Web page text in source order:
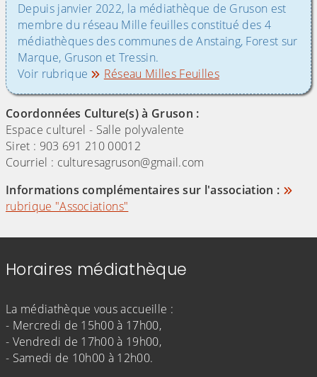
Depuis janvier 2022, la médiathèque de Gruson est
membre du réseau Mille feuilles constitué des 4
médiathèques des communes de Anstaing, Forest sur
Marque, Gruson et Tressin.
Voir rubrique
Réseau Milles Feuilles
Coordonnées Culture(s) à Gruson :
Espace culturel - Salle polyvalente
Siret : 903 691 210 00012
Courriel : culturesagruson@gmail.com
Informations complémentaires sur l'association :
rubrique "Associations"
Horaires médiathèque
La médiathèque vous accueille :
- Mercredi de 15h00 à 17h00,
- Vendredi de 17h00 à 19h00,
- Samedi de 10h00 à 12h00.